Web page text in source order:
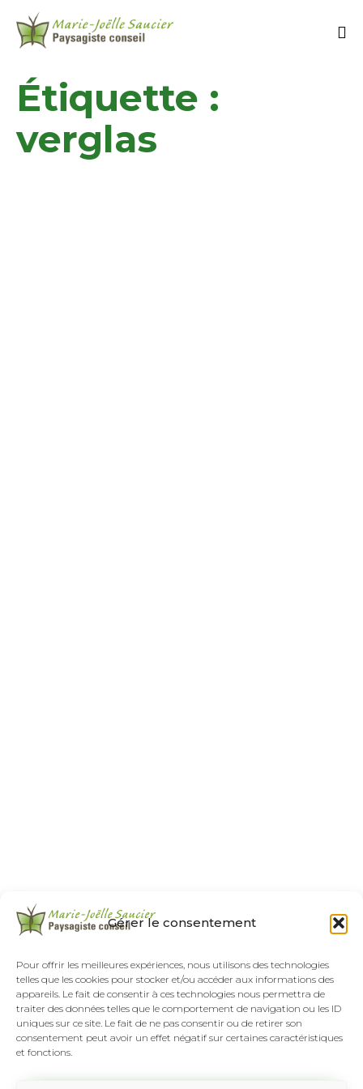
Gérer le consentement
Pour offrir les meilleures expériences, nous utilisons des technologies
telles que les cookies pour stocker et/ou accéder aux informations des
appareils. Le fait de consentir à ces technologies nous permettra de
traiter des données telles que le comportement de navigation ou les ID
uniques sur ce site. Le fait de ne pas consentir ou de retirer son
consentement peut avoir un effet négatif sur certaines caractéristiques
et fonctions.
Étiquette :
verglas